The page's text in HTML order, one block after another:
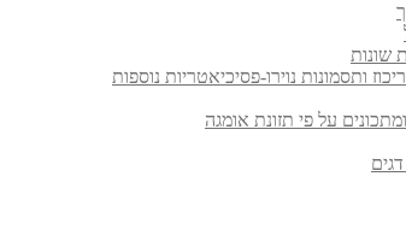
ותסמונות נוירו-פסיכיאטריות נוספות
על פי תזונת אומגה